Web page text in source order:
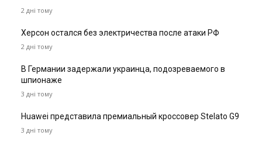
2 дні тому
Херсон остался без электричества после атаки РФ
2 дні тому
В Германии задержали украинца, подозреваемого в
шпионаже
3 дні тому
Huawei представила премиальный кроссовер Stelato G9
3 дні тому